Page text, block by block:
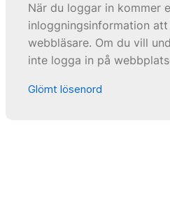
När du loggar in kommer
inloggningsinformation
webbläsare. Om du vill
inte logga in på
Glömt lösenord